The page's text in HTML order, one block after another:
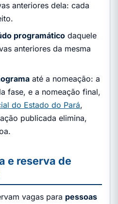
anteriores dela: cada
programático daquele
anteriores da mesma
até a nomeação: a
fase, e a nomeação final,
do Estado do Pará,
publicada elimina,
e reserva de
vagas para pessoas